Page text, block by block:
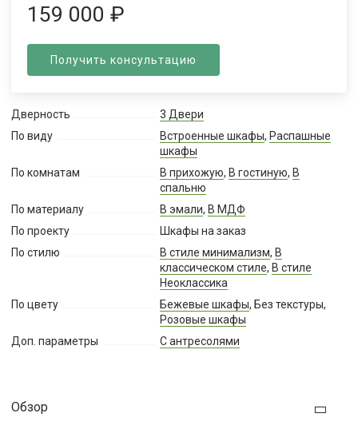
159 000 ₽
Получить консультацию
Дверность
3 Двери
По виду
Встроенные шкафы, Распашные
шкафы
По комнатам
В прихожую, В гостиную, В
спальню
По материалу
В эмали, В МДФ
По проекту
Шкафы на заказ
По стилю
В стиле минимализм, В
классическом стиле, В стиле
Неоклассика
По цвету
Бежевые шкафы, Без текстуры,
Розовые шкафы
Доп. параметры
С антресолями
Обзор